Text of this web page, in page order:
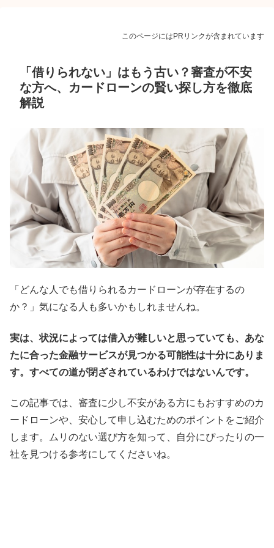
このページにはPRリンクが含まれています
「借りられない」はもう古い？審査が不安
な方へ、カードローンの賢い探し方を徹底
解説
「どんな人でも借りられるカードローンが存在するの
か？」気になる人も多いかもしれませんね。
実は、状況によっては借入が難しいと思っていても、あな
たに合った金融サービスが見つかる可能性は十分にありま
す。すべての道が閉ざされているわけではないんです。
この記事では、審査に少し不安がある方にもおすすめのカ
ードローンや、安心して申し込むためのポイントをご紹介
します。ムリのない選び方を知って、自分にぴったりの一
社を見つける参考にしてくださいね。